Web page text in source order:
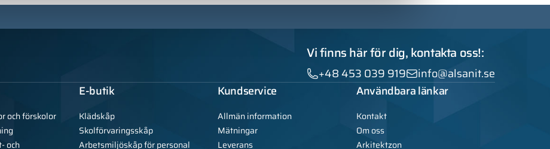
Vi finns här för dig, kontakta oss!:
+48 453 039 919
info@alsanit.se
och förskolor
och
E-butik
Klädskåp
Skolförvaringsskåp
Arbetsmiljöskåp för personal
Kundservice
Allmän information
Mätningar
Leverans
Användbara länkar
Kontakt
Om oss
Arkitektzon